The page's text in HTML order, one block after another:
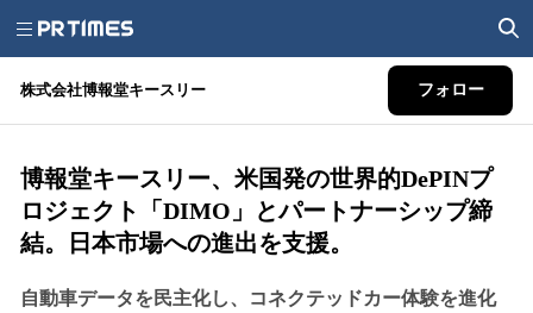
株式会社博報堂キースリー フォロー
博報堂キースリー、米国発の世界的DePINプ
ロジェクト「DIMO」とパートナーシップ締
結。日本市場への進出を支援。
自動車データを民主化し、コネクテッドカー体験を進化